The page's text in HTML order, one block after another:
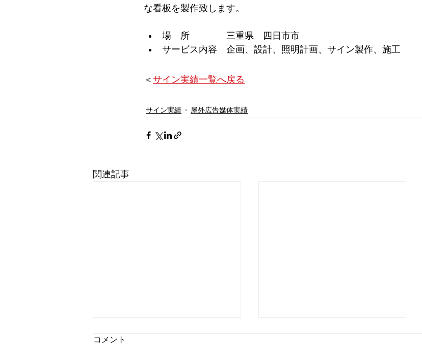
な看板を製作致します。
場　所　　　　三重県　四日市市
サービス内容　企画、設計、照明計画、サイン製作、施工
＜ サイン実績一覧へ戻る
サイン実績 屋外広告媒体実績
関連記事
コメント